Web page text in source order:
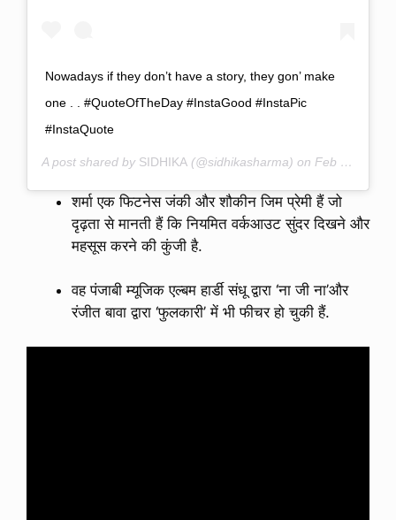
Nowadays if they don’t have a story, they gon’ make
one . . #QuoteOfTheDay #InstaGood #InstaPic
#InstaQuote
A post shared by SIDHIKA (@sidhikasharma) on Feb 4, 2018 at 8:57pm PST
शर्मा एक फिटनेस जंकी और शौकीन जिम प्रेमी हैं जो
दृढ़ता से मानती हैं कि नियमित वर्कआउट सुंदर दिखने और
महसूस करने की कुंजी है.
वह पंजाबी म्यूजिक एल्बम हार्डी संधू द्वारा ‘ना जी ना’और
रंजीत बावा द्वारा ‘फुलकारी’ में भी फीचर हो चुकी हैं.